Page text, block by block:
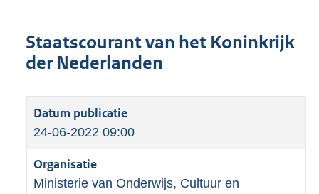
Staatscourant van het Koninkrijk
der Nederlanden
24-06-2022 09:00
Ministerie van Onderwijs, Cultuur en